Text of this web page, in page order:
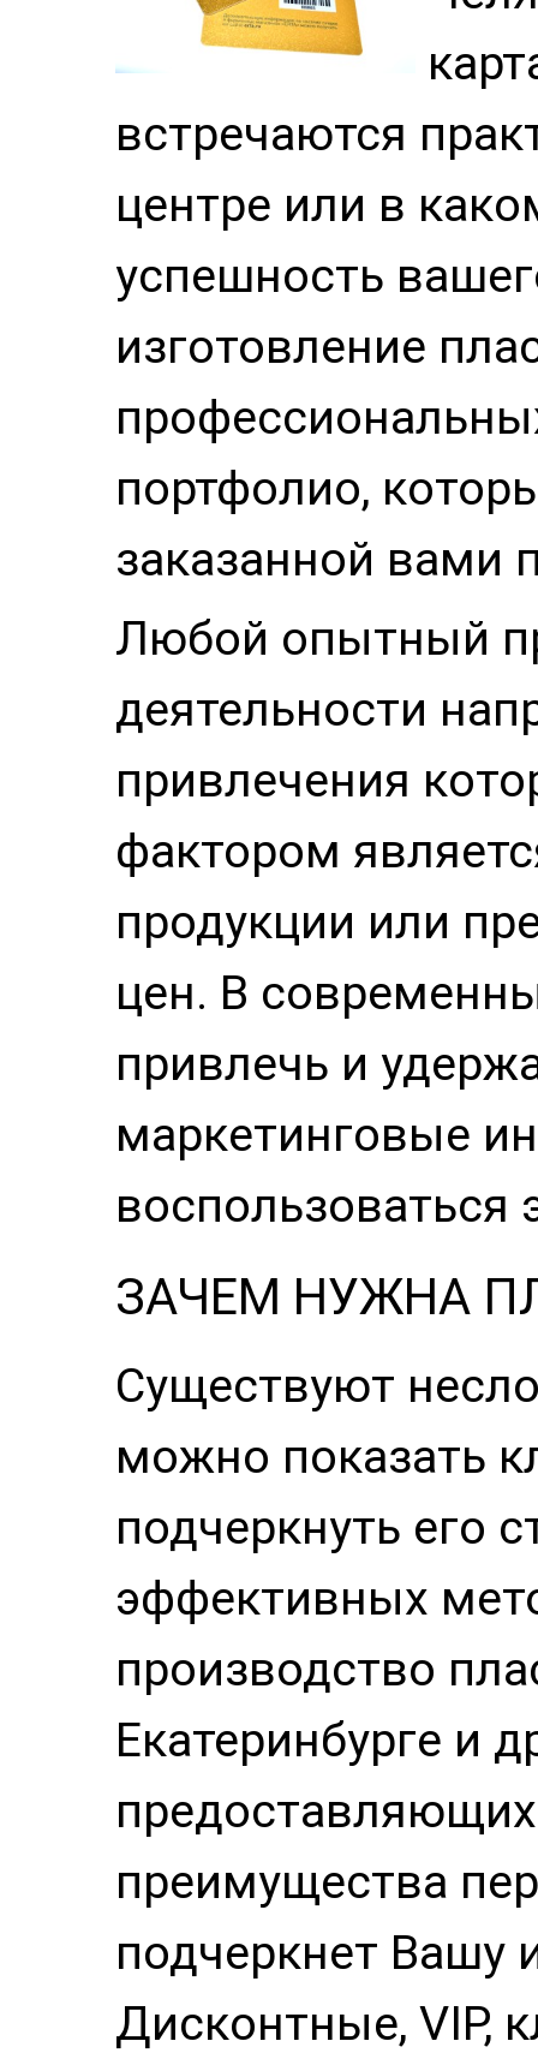
встречаются
центре или в
успешность
изготовление
портфолио,
заказанной вами
Любой опытный
деятельности
привлечения
фактором
продукции или
цен. В
привлечь и
маркетинговые
воспользоваться
ЗАЧЕМ НУЖНА
Существуют
можно показать
подчеркнуть его
эффективных
производство
Екатеринбурге и
преимущества
подчеркнет Вашу
Дисконтные, VIP,